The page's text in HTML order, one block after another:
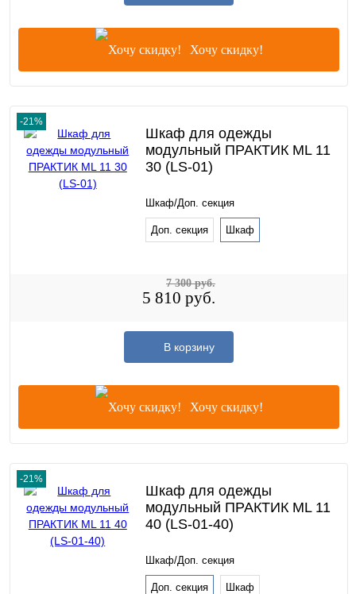
Хочу скидку!
-21%
Шкаф для одежды
модульный ПРАКТИК ML 11
30 (LS-01)
Шкаф/Доп. секция
Доп. секция Шкаф
5 810 руб.
7 300 руб.
В корзину
Хочу скидку!
-21%
Шкаф для одежды
модульный ПРАКТИК ML 11
40 (LS-01-40)
Шкаф/Доп. секция
Доп. секция Шкаф